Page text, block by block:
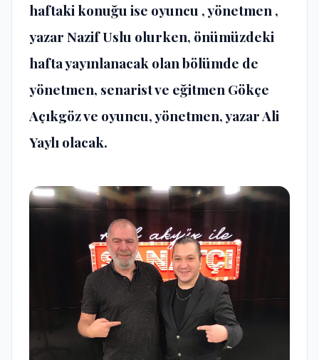
haftaki konuğu ise oyuncu , yönetmen ,
yazar Nazif Uslu olurken, önümüzdeki
hafta yayınlanacak olan bölümde de
yönetmen, senarist ve eğitmen Gökçe
Açıkgöz ve oyuncu, yönetmen, yazar Ali
Yaylı olacak.